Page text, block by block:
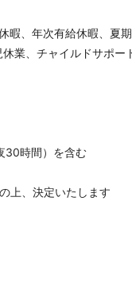
暇、年次有給休暇、夏
業、チャイルドサポー
30時間）を含む
上、決定いたします